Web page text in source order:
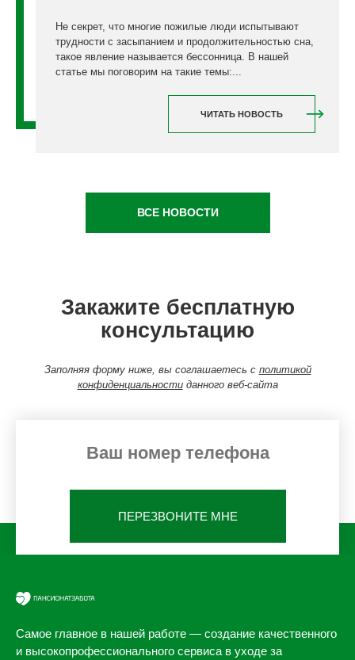
Не секрет, что многие пожилые люди испытывают
трудности с засыпанием и продолжительностью сна,
такое явление называется бессонница. В нашей
статье мы поговорим на такие темы:...
ЧИТАТЬ НОВОСТЬ
ВСЕ НОВОСТИ
Закажите бесплатную
консультацию
Заполняя форму ниже, вы соглашаетесь с политикой
конфиденциальностиданного веб-сайта
ПЕРЕЗВОНИТЕ МНЕ
Самое главное в нашей работе — создание качественного
и высокопрофессионального сервиса в уходе за